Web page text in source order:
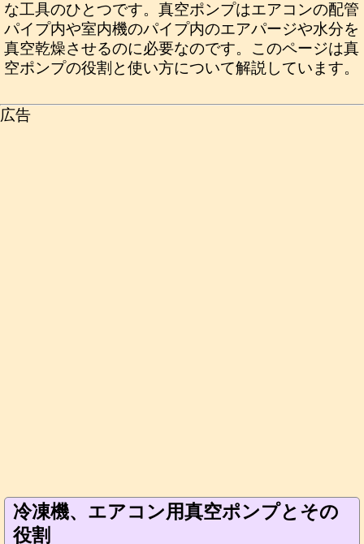
な工具のひとつです。真空ポンプはエアコンの配管
パイプ内や室内機のパイプ内のエアパージや水分を
真空乾燥させるのに必要なのです。このページは真
空ポンプの役割と使い方について解説しています。
広告
冷凍機、エアコン用真空ポンプとその
役割